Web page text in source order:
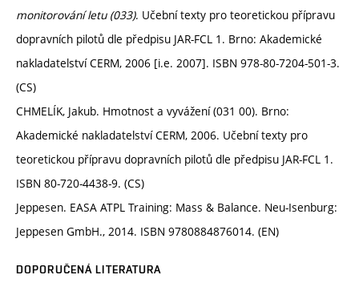
monitorování letu (033). Učební texty pro teoretickou přípravu
dopravních pilotů dle předpisu JAR-FCL 1. Brno: Akademické
nakladatelství CERM, 2006 [i.e. 2007]. ISBN 978-80-7204-501-3.
(CS)
CHMELÍK, Jakub. Hmotnost a vyvážení (031 00). Brno:
Akademické nakladatelství CERM, 2006. Učební texty pro
teoretickou přípravu dopravních pilotů dle předpisu JAR-FCL 1.
ISBN 80-720-4438-9. (CS)
Jeppesen. EASA ATPL Training: Mass & Balance. Neu-Isenburg:
Jeppesen GmbH., 2014. ISBN 9780884876014. (EN)
DOPORUČENÁ LITERATURA